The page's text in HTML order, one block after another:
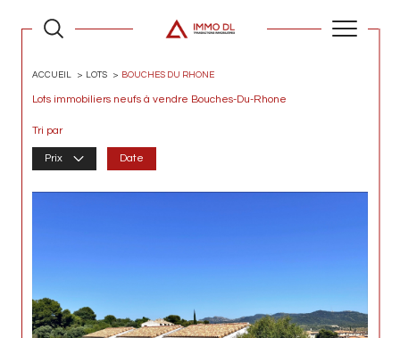
ACCUEIL LOTS BOUCHES DU RHONE
Lots immobiliers neufs à vendre Bouches-Du-Rhone
Tri par
Prix Date